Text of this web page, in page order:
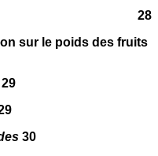
28
sur le poids des fruits
29
30